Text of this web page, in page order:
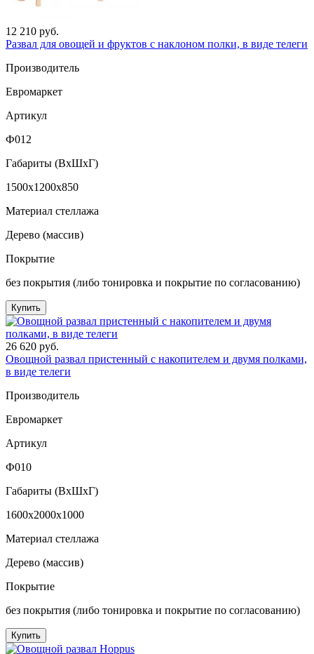
12 210 руб.
Развал для овощей и фруктов с наклоном полки, в виде телеги
Производитель
Евромаркет
Артикул
Ф012
Габариты (ВxШxГ)
1500x1200x850
Материал стеллажа
Дерево (массив)
Покрытие
без покрытия (либо тонировка и покрытие по согласованию)
Купить
26 620 руб.
Овощной развал пристенный с накопителем и двумя полками,
в виде телеги
Производитель
Евромаркет
Артикул
Ф010
Габариты (ВxШxГ)
1600x2000x1000
Материал стеллажа
Дерево (массив)
Покрытие
без покрытия (либо тонировка и покрытие по согласованию)
Купить